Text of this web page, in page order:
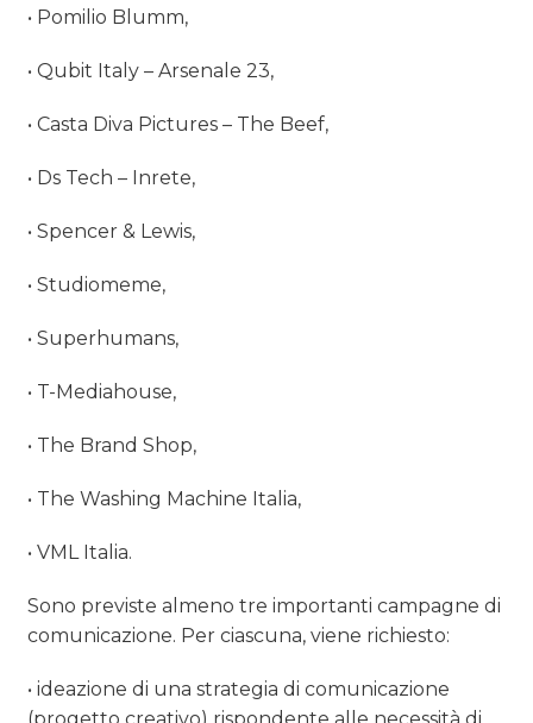
• Pomilio Blumm,
• Qubit Italy – Arsenale 23,
• Casta Diva Pictures – The Beef,
• Ds Tech – Inrete,
• Spencer & Lewis,
• Studiomeme,
• Superhumans,
• T-Mediahouse,
• The Brand Shop,
• The Washing Machine Italia,
• VML Italia.
Sono previste almeno tre importanti campagne di
comunicazione. Per ciascuna, viene richiesto:
• ideazione di una strategia di comunicazione